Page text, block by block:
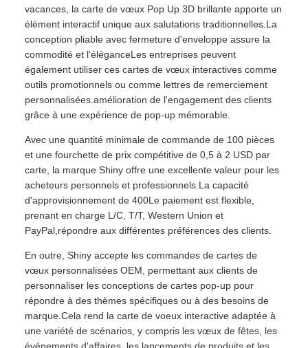
vacances, la carte de vœux Pop Up 3D brillante apporte un
élément interactif unique aux salutations traditionnelles.La
conception pliable avec fermeture d'enveloppe assure la
commodité et l'éléganceLes entreprises peuvent
également utiliser ces cartes de vœux interactives comme
outils promotionnels ou comme lettres de remerciement
personnalisées.amélioration de l'engagement des clients
grâce à une expérience de pop-up mémorable.
Avec une quantité minimale de commande de 100 pièces
et une fourchette de prix compétitive de 0,5 à 2 USD par
carte, la marque Shiny offre une excellente valeur pour les
acheteurs personnels et professionnels.La capacité
d'approvisionnement de 400Le paiement est flexible,
prenant en charge L/C, T/T, Western Union et
PayPal,répondre aux différentes préférences des clients.
En outre, Shiny accepte les commandes de cartes de
vœux personnalisées OEM, permettant aux clients de
personnaliser les conceptions de cartes pop-up pour
répondre à des thèmes spécifiques ou à des besoins de
marque.Cela rend la carte de voeux interactive adaptée à
une variété de scénarios, y compris les vœux de fêtes, les